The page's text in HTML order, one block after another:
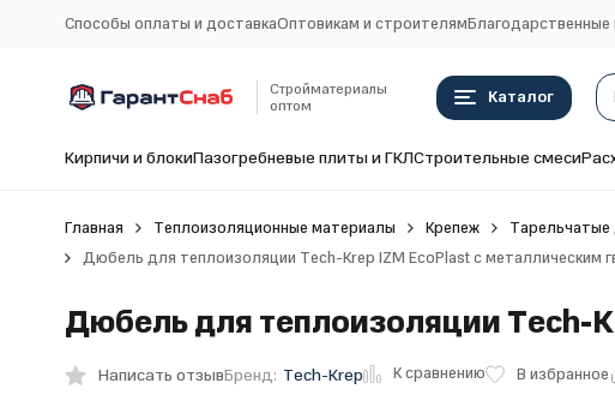
Способы оплаты и доставкаОптовикам и строителямБлагодарственные
Стройматериалы
оптом
Каталог
Кирпичи и блокиПазогребневые плиты и ГКЛСтроительные смеси
Главная Теплоизоляционные материалы Крепеж
Дюбель для теплоизоляции Tech-Krep IZM EcoPlast с металлическим
Дюбель для теплоизоляции Tech-
Написать отзывБренд: Tech-Krep К сравнению В избранное